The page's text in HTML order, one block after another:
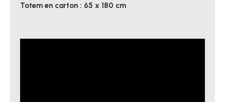
Totem en carton : 65 x 180 cm